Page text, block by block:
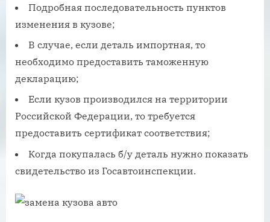
Подробная последовательность пунктов
изменения в кузове;
В случае, если деталь импортная, то
необходимо предоставить таможенную
декларацию;
Если кузов производился на территории
Российской Федерации, то требуется
предоставить сертификат соответствия;
Когда покупалась б/у деталь нужно показать
свидетельство из Госавтоинспекции.